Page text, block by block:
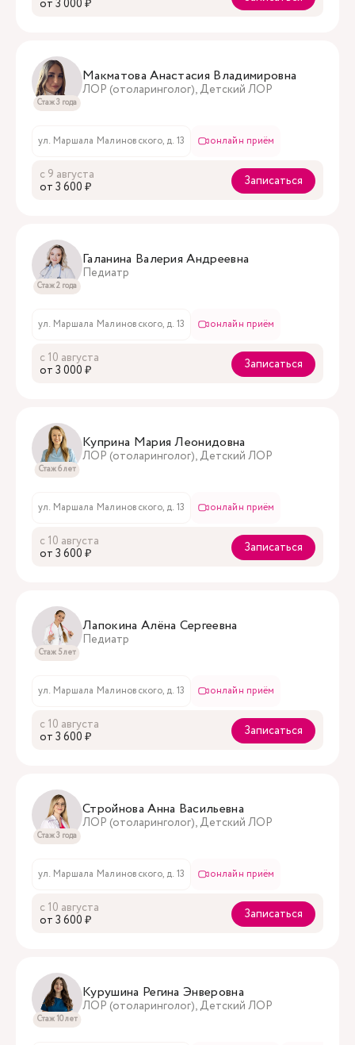
oт 3 000 ₽
Стаж 3 года
Макматова Анастасия Владимировна
ЛОР (отоларинголог), Детский ЛОР
ул. Маршала Малиновского, д. 13 онлайн приём
с 9 августа
oт 3 600 ₽
Записаться
Стаж 2 года
Галанина Валерия Андреевна
Педиатр
ул. Маршала Малиновского, д. 13 онлайн приём
с 10 августа
oт 3 000 ₽
Записаться
Стаж 6 лет
Куприна Мария Леонидовна
ЛОР (отоларинголог), Детский ЛОР
ул. Маршала Малиновского, д. 13 онлайн приём
с 10 августа
oт 3 600 ₽
Записаться
Стаж 5 лет
Лапокина Алёна Сергеевна
Педиатр
ул. Маршала Малиновского, д. 13 онлайн приём
с 10 августа
oт 3 600 ₽
Записаться
Стаж 3 года
Стройнова Анна Васильевна
ЛОР (отоларинголог), Детский ЛОР
ул. Маршала Малиновского, д. 13 онлайн приём
с 10 августа
oт 3 600 ₽
Записаться
Стаж 10 лет
Курушина Регина Энверовна
ЛОР (отоларинголог), Детский ЛОР